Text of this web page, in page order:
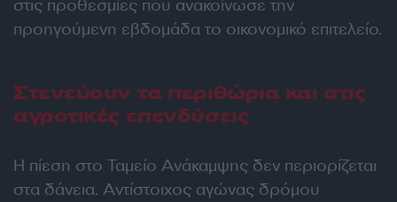
στις προθεσμίες που ανακοίνωσε την
προηγούμενη εβδομάδα το οικονομικό επιτελείο.
Στενεύουν τα περιθώρια και στις
αγροτικές επενδύσεις
Η πίεση στο Ταμείο Ανάκαμψης δεν περιορίζεται
στα δάνεια. Αντίστοιχος αγώνας δρόμου